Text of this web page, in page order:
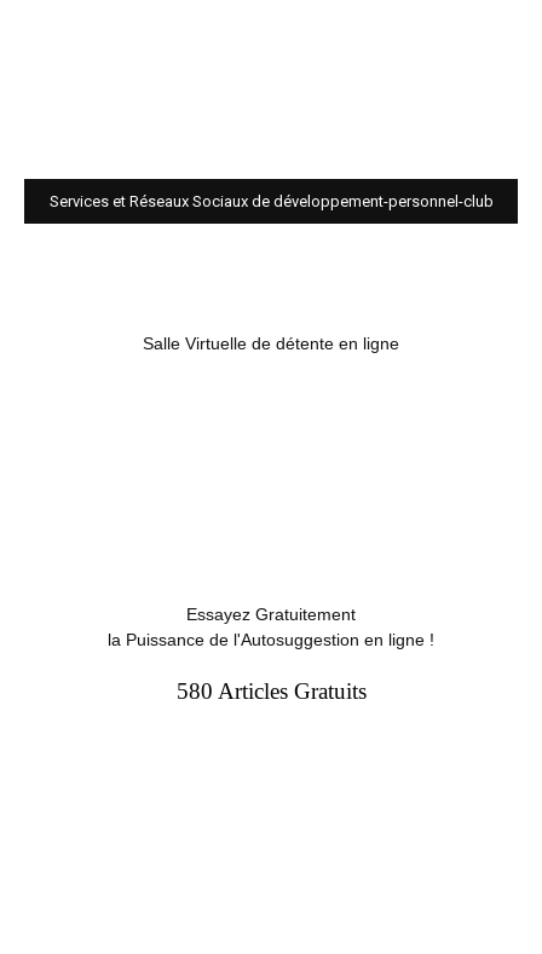
Services et Réseaux Sociaux de développement-personnel-club
Salle Virtuelle de détente en ligne
Essayez Gratuitement
la Puissance de l'Autosuggestion en ligne !
580 Articles Gratuits